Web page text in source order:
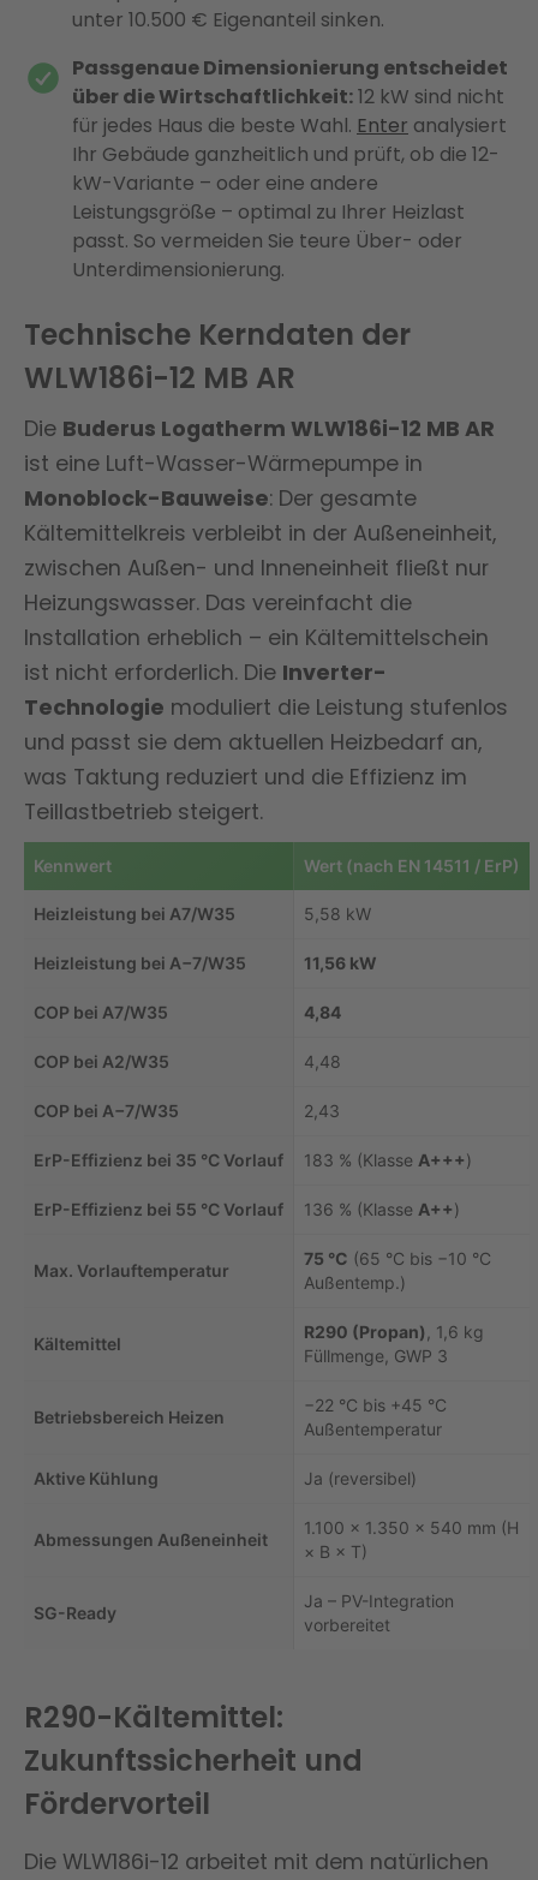
unter 10.500 € Eigenanteil sinken.
Passgenaue Dimensionierung entscheidet
über die Wirtschaftlichkeit:12 kW sind nicht
für jedes Haus die beste Wahl. Enter analysiert
Ihr Gebäude ganzheitlich und prüft, ob die 12-
kW-Variante – oder eine andere
Leistungsgröße – optimal zu Ihrer Heizlast
passt. So vermeiden Sie teure Über- oder
Unterdimensionierung.
Technische Kerndaten der
WLW186i-12 MB AR
Die Buderus Logatherm WLW186i-12 MB AR
ist eine Luft-Wasser-Wärmepumpe in
Monoblock-Bauweise: Der gesamte
Kältemittelkreis verbleibt in der Außeneinheit,
zwischen Außen- und Inneneinheit fließt nur
Heizungswasser. Das vereinfacht die
Installation erheblich – ein Kältemittelschein
ist nicht erforderlich. Die Inverter-
Technologie moduliert die Leistung stufenlos
und passt sie dem aktuellen Heizbedarf an,
was Taktung reduziert und die Effizienz im
Teillastbetrieb steigert.
Kennwert Wert (nach EN 14511 / ErP)
Heizleistung bei A7/W35 5,58 kW
Heizleistung bei A−7/W35 11,56 kW
COP bei A7/W35 4,84
COP bei A2/W35 4,48
COP bei A−7/W35 2,43
ErP-Effizienz bei 35 °C Vorlauf 183 % (Klasse A+++)
ErP-Effizienz bei 55 °C Vorlauf 136 % (Klasse A++)
Max. Vorlauftemperatur
75 °C (65 °C bis −10 °C
Außentemp.)
Kältemittel
R290 (Propan)
, 1,6 kg
Füllmenge, GWP 3
Betriebsbereich Heizen
−22 °C bis +45 °C
Außentemperatur
Aktive Kühlung Ja (reversibel)
Abmessungen Außeneinheit
1.100 × 1.350 × 540 mm (H
× B × T)
SG-Ready
Ja – PV-Integration
vorbereitet
R290-Kältemittel:
Zukunftssicherheit und
Fördervorteil
Die WLW186i-12 arbeitet mit dem natürlichen